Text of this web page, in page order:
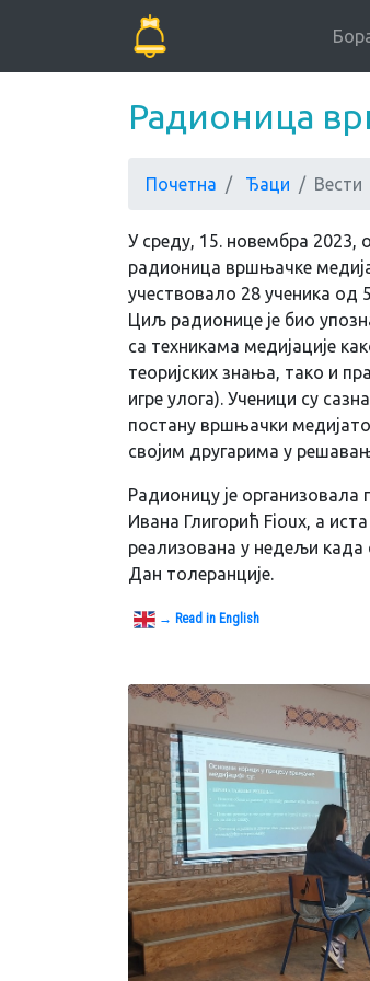
Радионица
Почетна Ђаци Вести
У среду, 15. новембра 2023,
радионица вршњачке
учествовало 28 ученика од
Циљ радионице је био
са техникама медијације
теоријских знања, тако и
игре улога). Ученици су
постану вршњачки
својим другарима у
Радионицу је организовала
Ивана Глигорић Fioux, а
реализована у недељи када
Дан толеранције.
→ Read in English